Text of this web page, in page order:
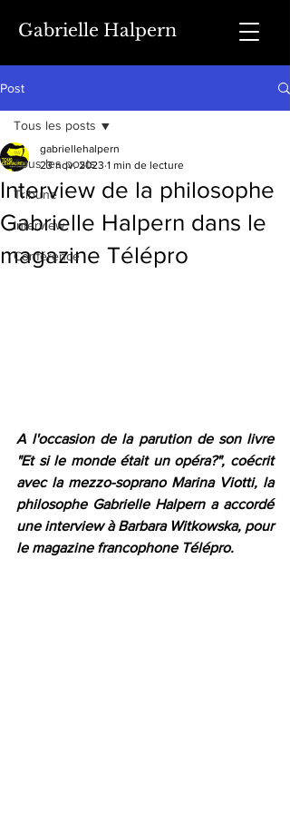
Gabrielle Halpern
Post
Tous les posts
Tribune
Interview
Conférence
Tous les posts
Interview de la philosophe
Gabrielle Halpern dans le
magazine Télépro
gabriellehalpern
23 nov. 2023 1 min de lecture
A l'occasion de la parution de son livre
"Et si le monde était un opéra?", coécrit
avec la mezzo-soprano Marina Viotti, la
philosophe Gabrielle Halpern a accordé
une interview à Barbara Witkowska, pour
le magazine francophone Télépro.